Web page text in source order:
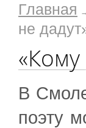
Главная
не
В
поэту